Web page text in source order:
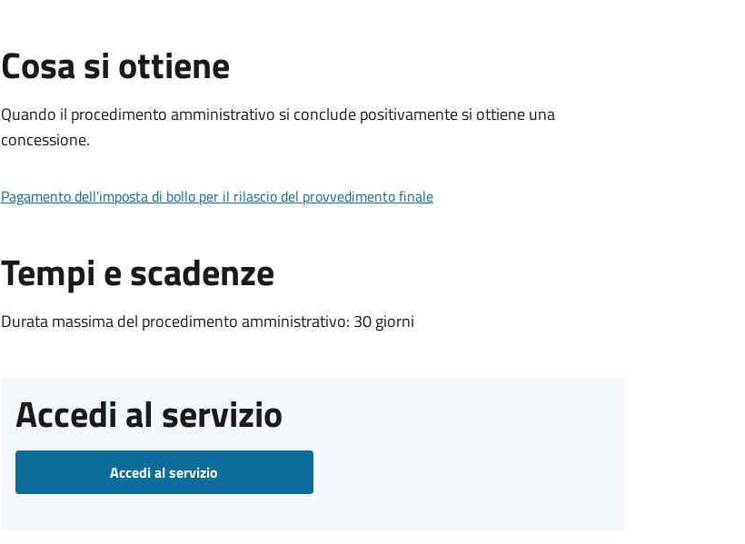
Cosa si ottiene
Quando il procedimento amministrativo si conclude positivamente si ottiene una
concessione.
Pagamento dell'imposta di bollo per il rilascio del provvedimento finale
Tempi e scadenze
Durata massima del procedimento amministrativo: 30 giorni
Accedi al servizio
Accedi al servizio